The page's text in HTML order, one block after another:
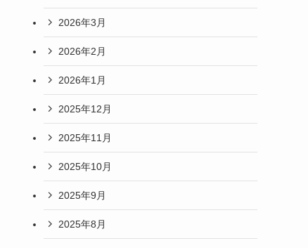
2026年3月
2026年2月
2026年1月
2025年12月
2025年11月
2025年10月
2025年9月
2025年8月